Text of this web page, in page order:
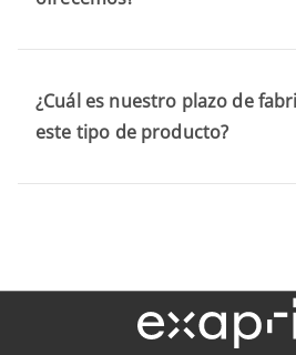
¿Cuál es nuestro plazo de
este tipo de producto?